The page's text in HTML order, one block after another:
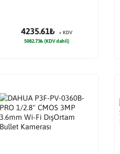
4235.61₺
+ KDV
5082.73₺ (KDV dahil)